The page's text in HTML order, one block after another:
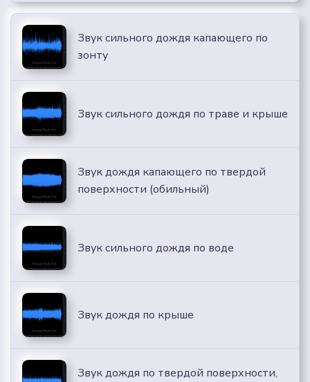
Звук сильного дождя капающего по
зонту
Звук сильного дождя по траве и крыше
Звук дождя капающего по твердой
поверхности (обильный)
Звук сильного дождя по воде
Звук дождя по крыше
Звук дождя по твердой поверхности,